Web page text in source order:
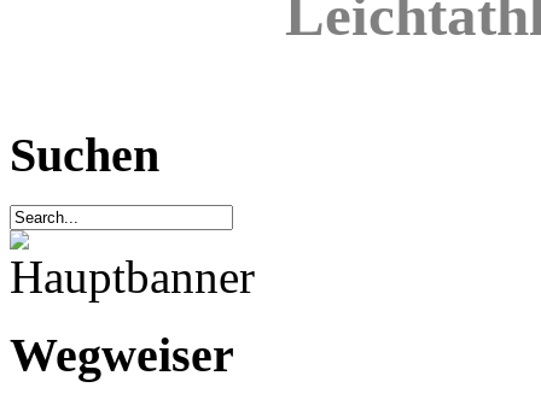
Suchen
Wegweiser